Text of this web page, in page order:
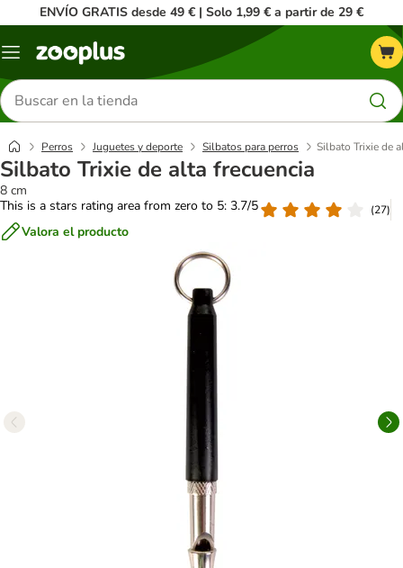
ENVÍO GRATIS desde 49 € | Solo 1,99 € a partir de 29 €
Menú
Buscar
productos
Perros Juguetes y deporte Silbatos para perros Silbato Trixie de
Silbato Trixie de alta frecuencia
8 cm
This is a stars rating area from zero to 5: 3.7/5
(27)
Valora el producto